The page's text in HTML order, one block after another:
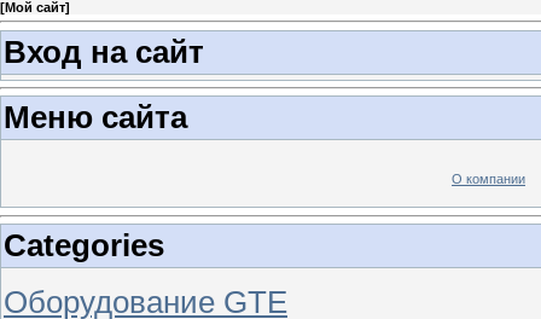
[Мой сайт]
Вход на сайт
Меню сайта
О компании
Categories
Оборудование GTE